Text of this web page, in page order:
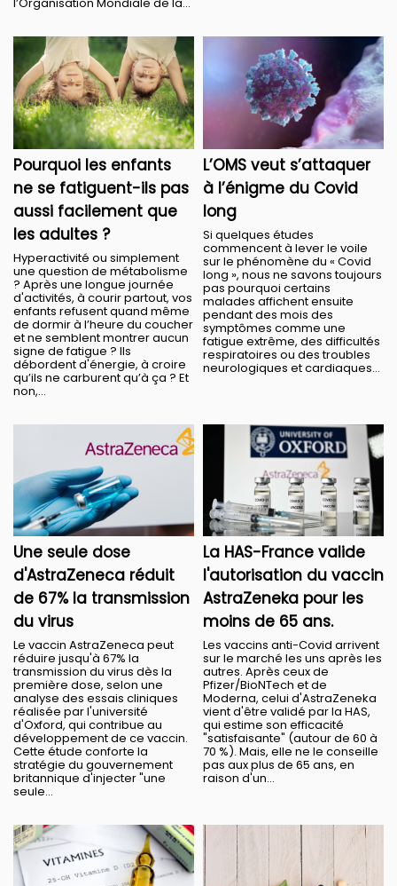
Pourquoi les enfants
ne se fatiguent-ils pas
aussi facilement que
les adultes ?
Hyperactivité ou simplement
une question de métabolisme
? Après une longue journée
d'activités, à courir partout, vos
enfants refusent quand même
de dormir à l’heure du coucher
et ne semblent montrer aucun
signe de fatigue ? Ils
débordent d'énergie, à croire
qu’ils ne carburent qu’à ça ? Et
non,...
L’OMS veut s’attaquer
à l’énigme du Covid
long
Si quelques études
commencent à lever le voile
sur le phénomène du « Covid
long », nous ne savons toujours
pas pourquoi certains
malades affichent ensuite
pendant des mois des
symptômes comme une
fatigue extrême, des difficultés
respiratoires ou des troubles
neurologiques et cardiaques...
Une seule dose
d'AstraZeneca réduit
de 67% la transmission
du virus
Le vaccin AstraZeneca peut
réduire jusqu'à 67% la
transmission du virus dès la
première dose, selon une
analyse des essais cliniques
réalisée par l'université
d'Oxford, qui contribue au
développement de ce vaccin.
Cette étude conforte la
stratégie du gouvernement
britannique d'injecter "une
seule...
La HAS-France valide
l'autorisation du vaccin
AstraZeneka pour les
moins de 65 ans.
Les vaccins anti-Covid arrivent
sur le marché les uns après les
autres. Après ceux de
Pfizer/BioNTech et de
Moderna, celui d'AstraZeneka
vient d'être validé par la HAS,
qui estime son efficacité
"satisfaisante" (autour de 60 à
70 %). Mais, elle ne le conseille
pas aux plus de 65 ans, en
raison d'un...